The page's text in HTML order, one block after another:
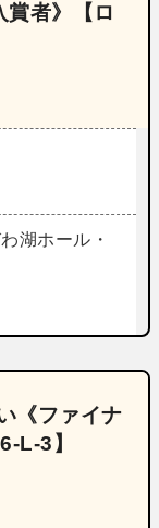
賞者》【ロ
湖ホール・
《ファイナ
】